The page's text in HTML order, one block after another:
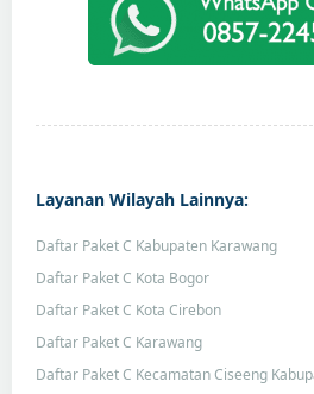
Layanan Wilayah Lainnya:
Daftar Paket C Kabupaten Karawang
Daftar Paket C Kota Bogor
Daftar Paket C Kota Cirebon
Daftar Paket C Karawang
Daftar Paket C Kecamatan Ciseeng